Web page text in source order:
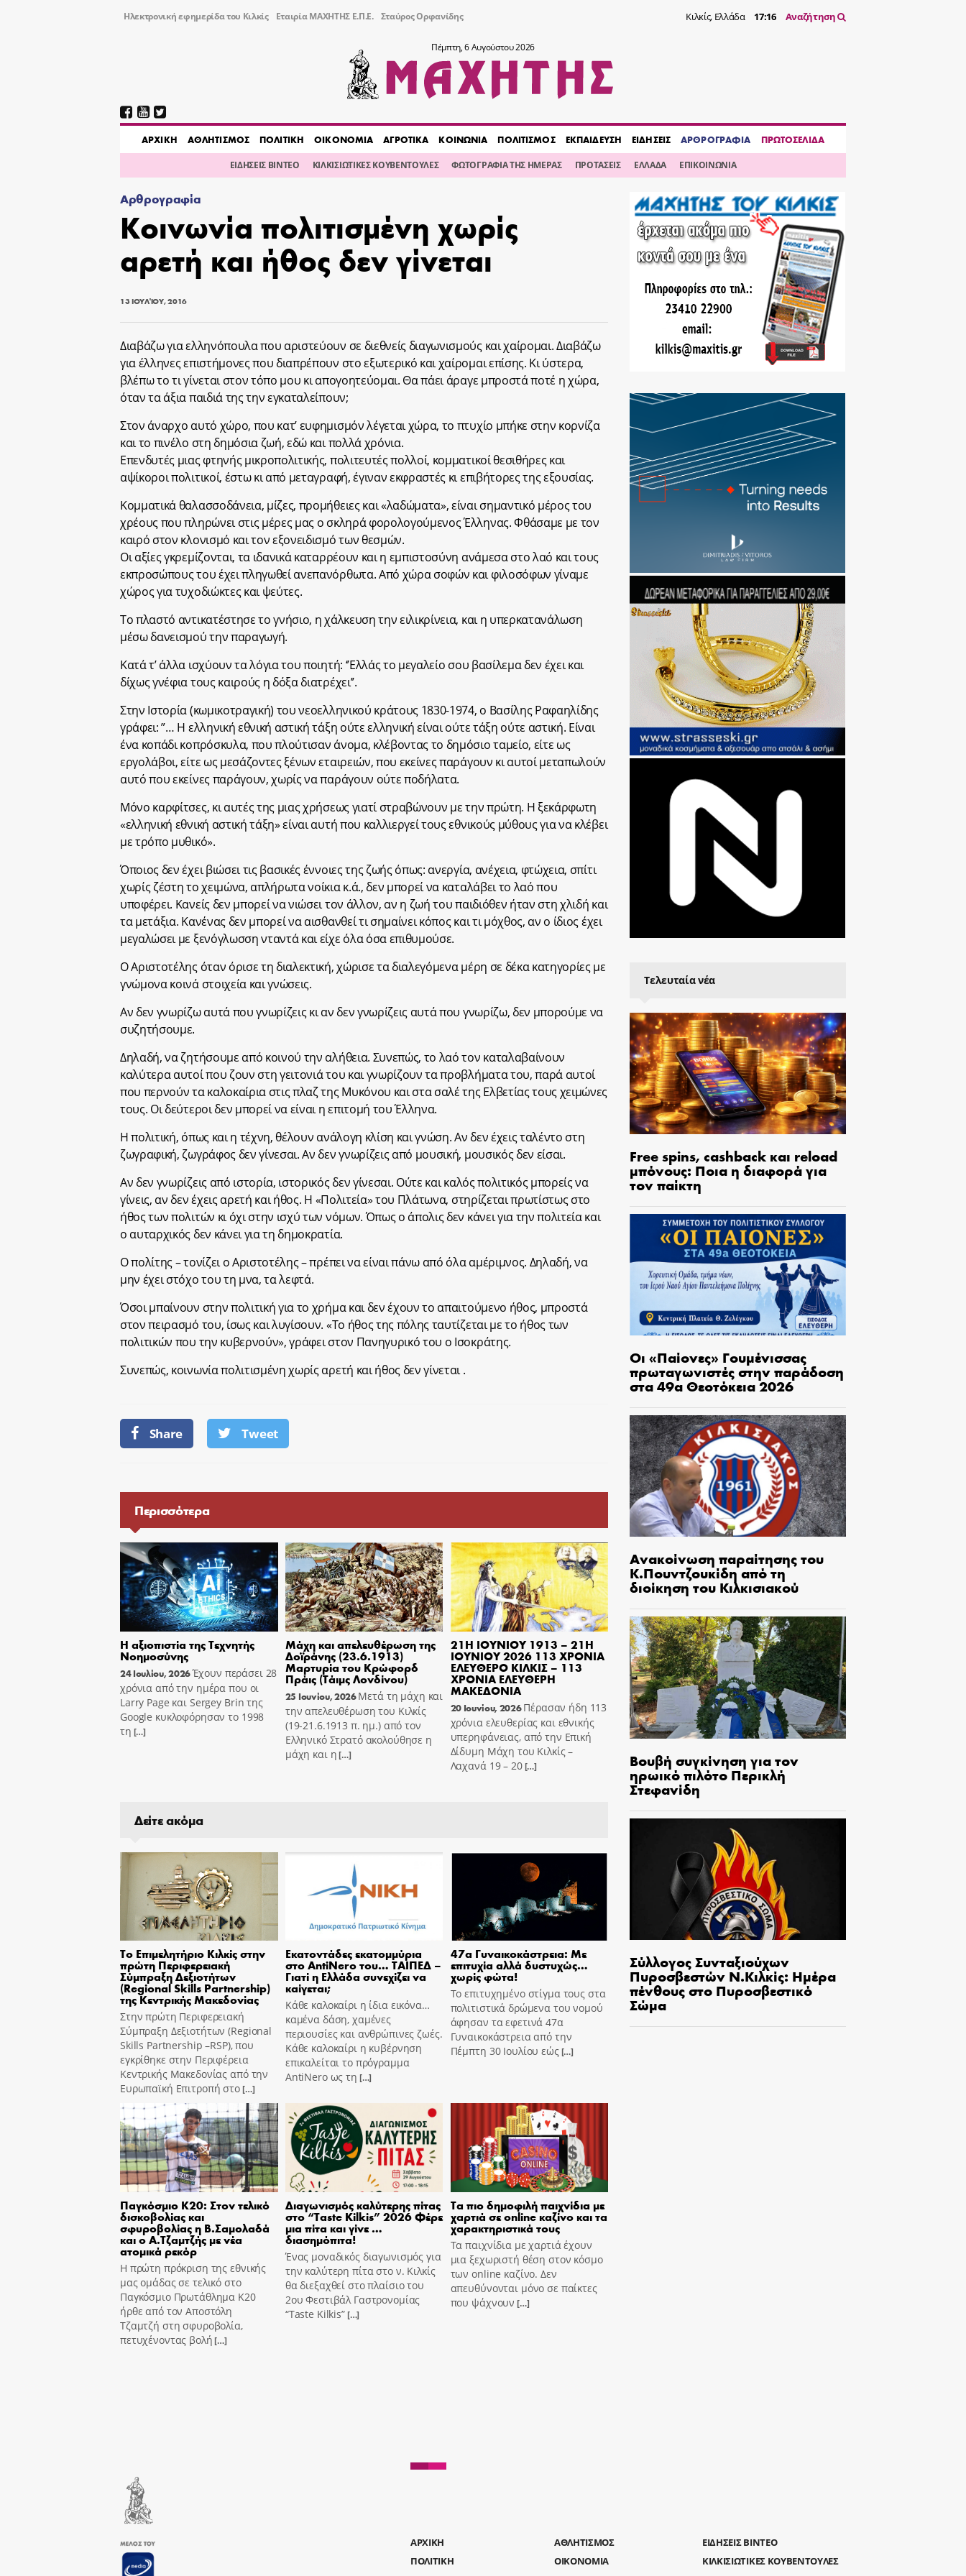
Ηλεκτρονική εφημερίδα του Κιλκίς Εταιρία ΜΑΧΗΤΗΣ Ε.Π.Ε. Σταύρος Ορφανίδης Κιλκίς, Ελλάδα 17:16 Αναζήτηση
Πέμπτη, 6 Αυγούστου 2026
AΡΧΙΚΗ ΑΘΛΗΤΙΣΜΟΣ ΠΟΛΙΤΙΚΗ ΟΙΚΟΝΟΜΙΑ ΑΓΡΟΤΙΚΑ ΚΟΙΝΩΝΙΑ ΠΟΛΙΤΙΣΜΟΣ ΕΚΠΑΙΔΕΥΣΗ ΕΙΔΗΣΕΙΣ ΑΡΘΡΟΓΡΑΦΙΑ ΠΡΩΤΟΣΕΛΙΔΑ
ΕΙΔΗΣΕΙΣ ΒΙΝΤΕΟ ΚΙΛΚΙΣΙΩΤΙΚΕΣ ΚΟΥΒΕΝΤΟΥΛΕΣ ΦΩΤΟΓΡΑΦΙΑ ΤΗΣ ΗΜΕΡΑΣ ΠΡΟΤΑΣΕΙΣ ΕΛΛΑΔΑ ΕΠΙΚΟΙΝΩΝΙΑ
Αρθρογραφία
Κοινωνία πολιτισμένη χωρίς
αρετή και ήθος δεν γίνεται
13 ΙΟΥΛΊΟΥ, 2016
Διαβάζω για ελληνόπουλα που αριστεύουν σε διεθνείς διαγωνισμούς και χαίρομαι. Διαβάζω
για έλληνες επιστήμονες που διαπρέπουν στο εξωτερικό και χαίρομαι επίσης. Κι ύστερα,
βλέπω το τι γίνεται στον τόπο μου κι απογοητεύομαι. Θα πάει άραγε μπροστά ποτέ η χώρα,
όταν τα άξια παιδιά της την εγκαταλείπουν;
Στον άναρχο αυτό χώρο, που κατ’ ευφημισμόν λέγεται χώρα, το πτυχίο μπήκε στην κορνίζα
και το πινέλο στη δημόσια ζωή, εδώ και πολλά χρόνια.
Επενδυτές μιας φτηνής μικροπολιτικής, πολιτευτές πολλοί, κομματικοί θεσιθήρες και
αψίκοροι πολιτικοί, έστω κι από μεταγραφή, έγιναν εκφραστές κι επιβήτορες της εξουσίας.
Κομματικά θαλασσοδάνεια, μίζες, προμήθειες και «λαδώματα», είναι σημαντικό μέρος του
χρέους που πληρώνει στις μέρες μας ο σκληρά φορολογούμενος Έλληνας. Φθάσαμε με τον
καιρό στον κλονισμό και τον εξονειδισμό των θεσμών.
Οι αξίες γκρεμίζονται, τα ιδανικά καταρρέουν και η εμπιστοσύνη ανάμεσα στο λαό και τους
εκπροσώπους του έχει πληγωθεί ανεπανόρθωτα. Από χώρα σοφών και φιλοσόφων γίναμε
χώρος για τυχοδιώκτες και ψεύτες.
Το πλαστό αντικατέστησε το γνήσιο, η χάλκευση την ειλικρίνεια, και η υπερκατανάλωση
μέσω δανεισμού την παραγωγή.
Κατά τ’ άλλα ισχύουν τα λόγια του ποιητή: ‘’Ελλάς το μεγαλείο σου βασίλεμα δεν έχει και
δίχως γνέφια τους καιρούς η δόξα διατρέχει’’.
Στην Ιστορία (κωμικοτραγική) του νεοελληνικού κράτους 1830-1974, ο Βασίλης Ραφαηλίδης
γράφει: ”… Η ελληνική εθνική αστική τάξη ούτε ελληνική είναι ούτε τάξη ούτε αστική. Είναι
ένα κοπάδι κοπρόσκυλα, που πλούτισαν άνομα, κλέβοντας το δημόσιο ταμείο, είτε ως
εργολάβοι, είτε ως μεσάζοντες ξένων εταιρειών, που εκείνες παράγουν κι αυτοί μεταπωλούν
αυτό που εκείνες παράγουν, χωρίς να παράγουν ούτε ποδήλατα.
Μόνο καρφίτσες, κι αυτές της μιας χρήσεως γιατί στραβώνουν με την πρώτη. Η ξεκάρφωτη
«ελληνική εθνική αστική τάξη» είναι αυτή που καλλιεργεί τους εθνικούς μύθους για να κλέβει
με τρόπο μυθικό».
Όποιος δεν έχει βιώσει τις βασικές έννοιες της ζωής όπως: ανεργία, ανέχεια, φτώχεια, σπίτι
χωρίς ζέστη το χειμώνα, απλήρωτα νοίκια κ.ά., δεν μπορεί να καταλάβει το λαό που
υποφέρει. Κανείς δεν μπορεί να νιώσει τον άλλον, αν η ζωή του παιδιόθεν ήταν στη χλιδή και
τα μετάξια. Κανένας δεν μπορεί να αισθανθεί τι σημαίνει κόπος και τι μόχθος, αν ο ίδιος έχει
μεγαλώσει με ξενόγλωσση νταντά και είχε όλα όσα επιθυμούσε.
Ο Αριστοτέλης όταν όρισε τη διαλεκτική, χώρισε τα διαλεγόμενα μέρη σε δέκα κατηγορίες με
γνώμονα κοινά στοιχεία και γνώσεις.
Αν δεν γνωρίζω αυτά που γνωρίζεις κι αν δεν γνωρίζεις αυτά που γνωρίζω, δεν μπορούμε να
συζητήσουμε.
Δηλαδή, να ζητήσουμε από κοινού την αλήθεια. Συνεπώς, το λαό τον καταλαβαίνουν
καλύτερα αυτοί που ζουν στη γειτονιά του και γνωρίζουν τα προβλήματα του, παρά αυτοί
που περνούν τα καλοκαίρια στις πλαζ της Μυκόνου και στα σαλέ της Ελβετίας τους χειμώνες
τους. Οι δεύτεροι δεν μπορεί να είναι η επιτομή του Έλληνα.
Η πολιτική, όπως και η τέχνη, θέλουν ανάλογη κλίση και γνώση. Αν δεν έχεις ταλέντο στη
ζωγραφική, ζωγράφος δεν γίνεσαι. Αν δεν γνωρίζεις από μουσική, μουσικός δεν είσαι.
Αν δεν γνωρίζεις από ιστορία, ιστορικός δεν γίνεσαι. Ούτε και καλός πολιτικός μπορείς να
γίνεις, αν δεν έχεις αρετή και ήθος. Η «Πολιτεία» του Πλάτωνα, στηρίζεται πρωτίστως στο
ήθος των πολιτών κι όχι στην ισχύ των νόμων. Όπως ο άπολις δεν κάνει για την πολιτεία και
ο αυταρχικός δεν κάνει για τη δημοκρατία.
Ο πολίτης – τονίζει ο Αριστοτέλης – πρέπει να είναι πάνω από όλα αμέριμνος. Δηλαδή, να
μην έχει στόχο του τη μνα, τα λεφτά.
Όσοι μπαίνουν στην πολιτική για το χρήμα και δεν έχουν το απαιτούμενο ήθος, μπροστά
στον πειρασμό του, ίσως και λυγίσουν. «Το ήθος της πόλης ταυτίζεται με το ήθος των
πολιτικών που την κυβερνούν», γράφει στον Πανηγυρικό του ο Ισοκράτης.
Συνεπώς, κοινωνία πολιτισμένη χωρίς αρετή και ήθος δεν γίνεται .
Share Tweet
Περισσότερα
Η αξιοπιστία της Τεχνητής
Νοημοσύνης
24 Ιουλίου, 2026Έχουν περάσει 28
χρόνια από την ημέρα που οι
Larry Page και Sergey Brin της
Google κυκλοφόρησαν το 1998
τη […]
Μάχη και απελευθέρωση της
Δοϊράνης (23.6.1913)
Μαρτυρία του Κρώφορδ
Πράις (Τάιμς Λονδίνου)
25 Ιουνίου, 2026Μετά τη μάχη και
την απελευθέρωση του Κιλκίς
(19-21.6.1913 π. ημ.) από τον
Ελληνικό Στρατό ακολούθησε η
μάχη και η[…]
21Η ΙΟΥΝΙΟΥ 1913 – 21Η
ΙΟΥΝΙΟΥ 2026 113 ΧΡΟΝΙΑ
ΕΛΕΥΘΕΡΟ ΚΙΛΚΙΣ – 113
ΧΡΟΝΙΑ ΕΛΕΥΘΕΡΗ
ΜΑΚΕΔΟΝΙΑ
20 Ιουνίου, 2026Πέρασαν ήδη 113
χρόνια ελευθερίας και εθνικής
υπερηφάνειας, από την Επική
Δίδυμη Μάχη του Κιλκίς –
Λαχανά 19 – 20[…]
Δείτε ακόμα
Το Επιμελητήριο Κιλκίς στην
πρώτη Περιφερειακή
Σύμπραξη Δεξιοτήτων
(Regional Skills Partnership)
της Κεντρικής Μακεδονίας
Στην πρώτη Περιφερειακή
Σύμπραξη Δεξιοτήτων (Regional
Skills Partnership –RSP), που
εγκρίθηκε στην Περιφέρεια
Κεντρικής Μακεδονίας από την
Ευρωπαϊκή Επιτροπή στο[…]
Εκατοντάδες εκατομμύρια
στο AntiNero του… ΤΑΙΠΕΔ –
Γιατί η Ελλάδα συνεχίζει να
καίγεται;
Κάθε καλοκαίρι η ίδια εικόνα…
καμένα δάση, χαμένες
περιουσίες και ανθρώπινες ζωές.
Κάθε καλοκαίρι η κυβέρνηση
επικαλείται το πρόγραμμα
AntiNero ως τη […]
47α Γυναικοκάστρεια: Με
επιτυχία αλλά δυστυχώς…
χωρίς φώτα!
Το επιτυχημένο στίγμα τους στα
πολιτιστικά δρώμενα του νομού
άφησαν τα εφετινά 47α
Γυναικοκάστρεια από την
Πέμπτη 30 Ιουλίου εώς[…]
Παγκόσμιο Κ20: Στον τελικό
δισκοβολίας και
σφυροβολίας η Β.Σαμολαδά
και ο Α.Τζαμτζής με νέα
ατομικά ρεκόρ
Η πρώτη πρόκριση της εθνικής
μας ομάδας σε τελικό στο
Παγκόσμιο Πρωτάθλημα Κ20
ήρθε από τον Αποστόλη
Τζαμτζή στη σφυροβολία,
πετυχένοντας βολή[…]
Διαγωνισμός καλύτερης πίτας
στο “Taste Kilkis” 2026 Φέρε
μια πίτα και γίνε …
διασημόπιτα!
Ένας μοναδικός διαγωνισμός για
την καλύτερη πίτα στο ν. Κιλκίς
θα διεξαχθεί στο πλαίσιο του
2ου Φεστιβάλ Γαστρονομίας
“Taste Kilkis”[…]
Τα πιο δημοφιλή παιχνίδια με
χαρτιά σε online καζίνο και τα
χαρακτηριστικά τους
Τα παιχνίδια με χαρτιά έχουν
μια ξεχωριστή θέση στον κόσμο
των online καζίνο. Δεν
απευθύνονται μόνο σε παίκτες
που ψάχνουν […]
Τελευταία νέα
Free spins, cashback και reload
μπόνους: Ποια η διαφορά για
τον παίκτη
Οι «Παίονες» Γουμένισσας
πρωταγωνιστές στην παράδοση
στα 49α Θεοτόκεια 2026
Ανακοίνωση παραίτησης του
Κ.Πουντζουκίδη από τη
διοίκηση του Κιλκισιακού
Βουβή συγκίνηση για τον
ηρωικό πιλότο Περικλή
Στεφανίδη
Σύλλογος Συνταξιούχων
Πυροσβεστών Ν.Κιλκίς: Ημέρα
πένθους στο Πυροσβεστικό
Σώμα
AΡΧΙΚΗ
ΑΘΛΗΤΙΣΜΟΣ
ΠΟΛΙΤΙΚΗ
ΟΙΚΟΝΟΜΙΑ
ΕΙΔΗΣΕΙΣ ΒΙΝΤΕΟ
ΚΙΛΚΙΣΙΩΤΙΚΕΣ ΚΟΥΒΕΝΤΟΥΛΕΣ